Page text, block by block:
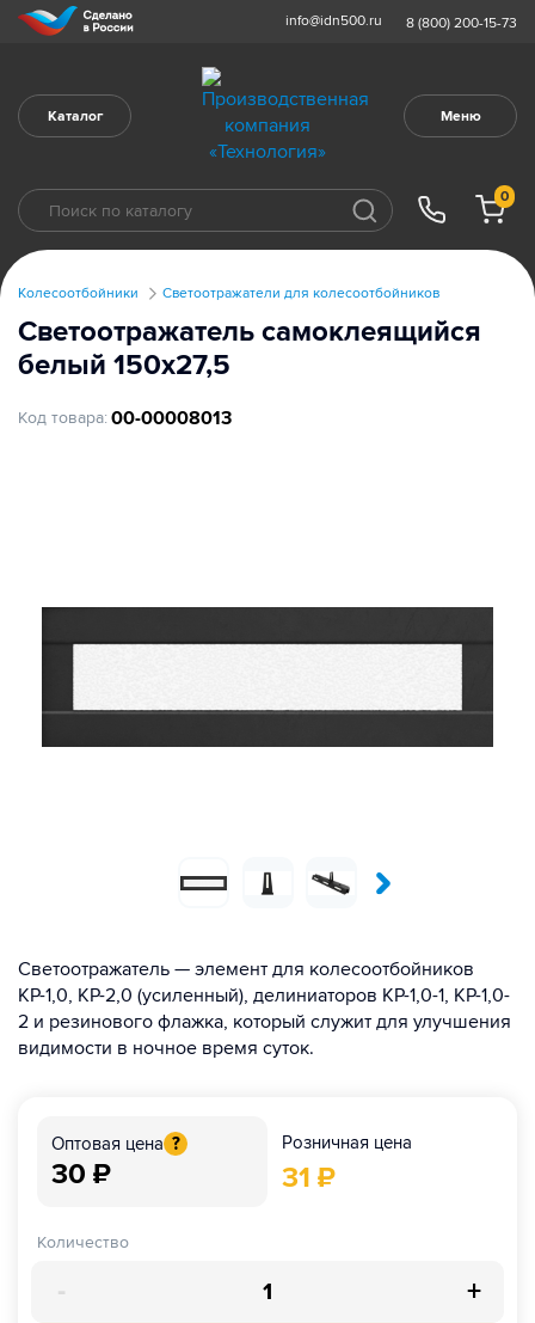
info@idn500.ru 8 (800) 200-15-73
Каталог Меню
0
Колесоотбойники Светоотражатели для колесоотбойников
Светоотражатель самоклеящийся
белый 150х27,5
Код товара: 00-00008013
Светоотражатель — элемент для колесоотбойников
КР-1,0, КР-2,0 (усиленный), делиниаторов КР-1,0-1, КР-1,0-
2 и резинового флажка, который служит для улучшения
видимости в ночное время суток.
Оптовая цена ?
30 ₽
Розничная цена
31 ₽
Количество
- +